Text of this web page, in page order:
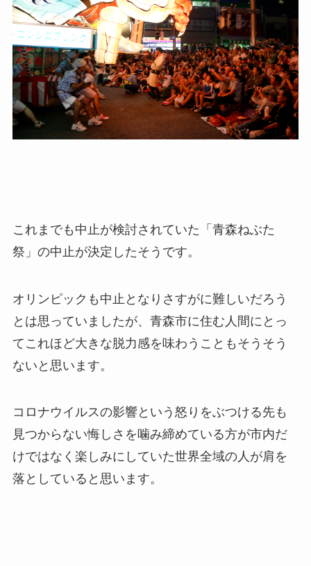
これまでも中止が検討されていた「青森ねぶた
祭」の中止が決定したそうです。
オリンピックも中止となりさすがに難しいだろう
とは思っていましたが、青森市に住む人間にとっ
てこれほど大きな脱力感を味わうこともそうそう
ないと思います。
コロナウイルスの影響という怒りをぶつける先も
見つからない悔しさを噛み締めている方が市内だ
けではなく楽しみにしていた世界全域の人が肩を
落としていると思います。